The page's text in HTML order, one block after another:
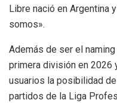
Libre nació en Argentina
somos».
Además de ser el
primera división en 2026
usuarios la posibilidad
partidos de la Liga